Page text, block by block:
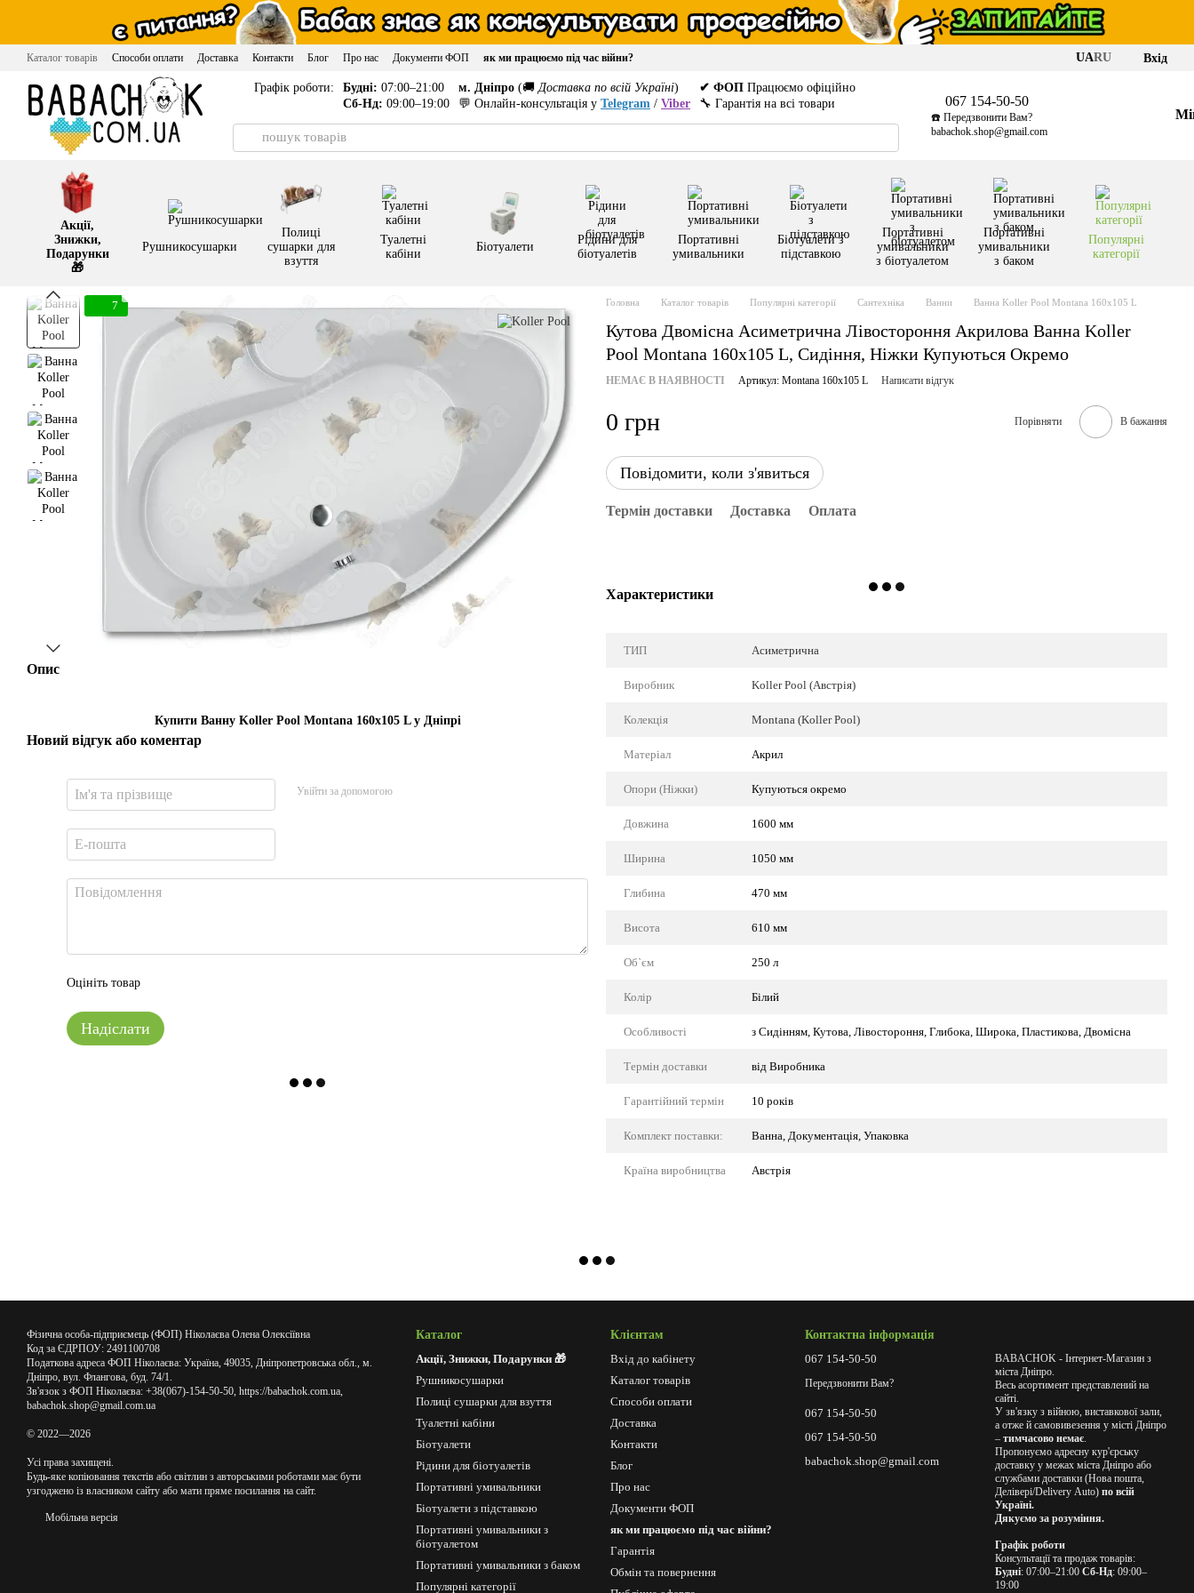
Перейти до основного контенту
Каталог товарів Способи оплати Доставка Контакти Блог Про нас Документи ФОП як ми працюємо під час війни? UARU Вхід
Графік роботи: Будні: 07:00–21:00
Сб-Нд: 09:00–19:00
м. Дніпро (🚚 Доставка по всій Україні)
💬 Онлайн-консультація у Telegram / Viber
✔ ФОП Працюємо офіційно
🔧 Гарантія на всі товари
067 154-50-50
☎️ Передзвонити Вам?
babachok.shop@gmail.com
Акції,
Знижки,
Подарунки
🎁
Рушникосушарки
Полиці
сушарки для
взуття
Туалетні
кабіни
Біотуалети
Рідини для
біотуалетів
Портативні
умивальники
Біотуалети з
підставкою
Портативні
умивальники
з біотуалетом
Портативні
умивальники
з баком
Популярні
категорії
7
Опис
Купити Ванну Koller Pool Montana 160x105 L у Дніпрі
Новий відгук або коментар
Увійти за допомогою
Оцініть товар
Надіслати
Головна Каталог товарів Популярні категорії Сантехніка Ванни Ванна Koller Pool Montana 160x105 L
Кутова Двомісна Асиметрична Лівостороння Акрилова Ванна Koller
Pool Montana 160x105 L, Сидіння, Ніжки Купуються Окремо
НЕМАЄ В НАЯВНОСТІ Артикул: Montana 160x105 L Написати відгук
0 грн Порівняти В бажання
Повідомити, коли з'явиться
Термін доставки Доставка Оплата
Характеристики
ТИП Асиметрична
Виробник Koller Pool (Австрія)
Колекція Montana (Koller Pool)
Матеріал Акрил
Опори (Ніжки) Купуються окремо
Довжина 1600 мм
Ширина 1050 мм
Глибина 470 мм
Висота 610 мм
Об`єм 250 л
Колір Білий
Особливості з Сидінням, Кутова, Лівостороння, Глибока, Широка, Пластикова, Двомісна
Термін доставки від Виробника
Гарантійний термін 10 років
Комплект поставки: Ванна, Документація, Упаковка
Країна виробництва Австрія
Фізична особа-підприємець (ФОП) Ніколаєва Олена Олексіївна
Код за ЄДРПОУ: 2491100708
Податкова адреса ФОП Ніколаєва: Україна, 49035, Дніпропетровська обл., м.
Дніпро, вул. Флангова, буд. 74/1.
Зв'язок з ФОП Ніколаєва: +38(067)-154-50-50, https://babachok.com.ua,
babachok.shop@gmail.com.ua
© 2022—2026
Усі права захищені.
Будь-яке копіювання текстів або світлин з авторськими роботами має бути
узгоджено із власником сайту або мати пряме посилання на сайт.
Мобільна версія
Каталог
Акції, Знижки, Подарунки 🎁
Рушникосушарки
Полиці сушарки для взуття
Туалетні кабіни
Біотуалети
Рідини для біотуалетів
Портативні умивальники
Біотуалети з підставкою
Портативні умивальники з
біотуалетом
Портативні умивальники з баком
Популярні категорії
Клієнтам
Вхід до кабінету
Каталог товарів
Способи оплати
Доставка
Контакти
Блог
Про нас
Документи ФОП
як ми працюємо під час війни?
Гарантія
Обмін та повернення
Контактна інформація
067 154-50-50
Передзвонити Вам?
067 154-50-50
067 154-50-50
babachok.shop@gmail.com
BABACHOK - Інтернет-Магазин з
міста Дніпро.
Весь асортимент представлений на
сайті.
У зв'язку з війною, виставкової зали,
а отже й самовивезення у місті Дніпро
– тимчасово немає.
Пропонуємо адресну кур'єрську
доставку у межах міста Дніпро або
службами доставки (Нова пошта,
Делівері/Delivery Auto) по всій
Україні.
Дякуємо за розуміння.
Графік роботи
Консультації та продаж товарів:
Будні: 07:00–21:00 Сб-Нд: 09:00–
19:00